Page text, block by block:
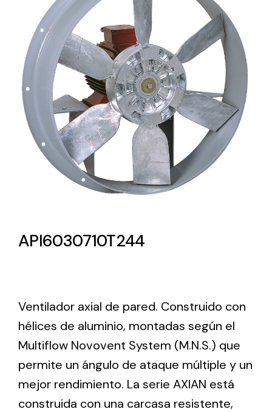
Lighting and Electrical
Equipment
Complete solutions in lighting and electrical
material for each project and need
Ventilación
Ventilation
The incorporation of Novovent into the group
meant a greater offer of ventilation products for
different uses
API6030710T244
Ventilador axial de pared. Construido con
hélices de aluminio, montadas según el
Multiflow Novovent System (M.N.S.) que
permite un ángulo de ataque múltiple y un
mejor rendimiento. La serie AXIAN está
construida con una carcasa resistente,